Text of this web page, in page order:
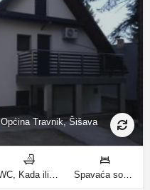
Općina Travnik, Šišava